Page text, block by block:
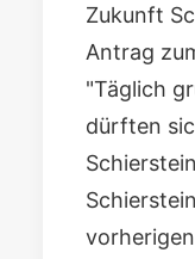
Zukunft
Antrag
"Täglich
dürften